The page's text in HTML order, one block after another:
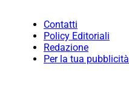
Contatti
Policy Editoriali
Redazione
Per la tua pubblicità